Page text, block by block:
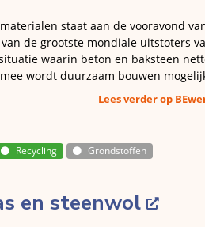
staat aan de vooravond
de grootste mondiale uitstoters
waarin beton en baksteen
wordt duurzaam bouwen
Lees verder op
Recycling
Grondstoffen
en steenwol